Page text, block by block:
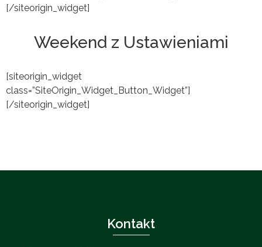
[/siteorigin_widget]
Weekend z Ustawieniami
[siteorigin_widget
class=”SiteOrigin_Widget_Button_Widget”]
[/siteorigin_widget]
Kontakt